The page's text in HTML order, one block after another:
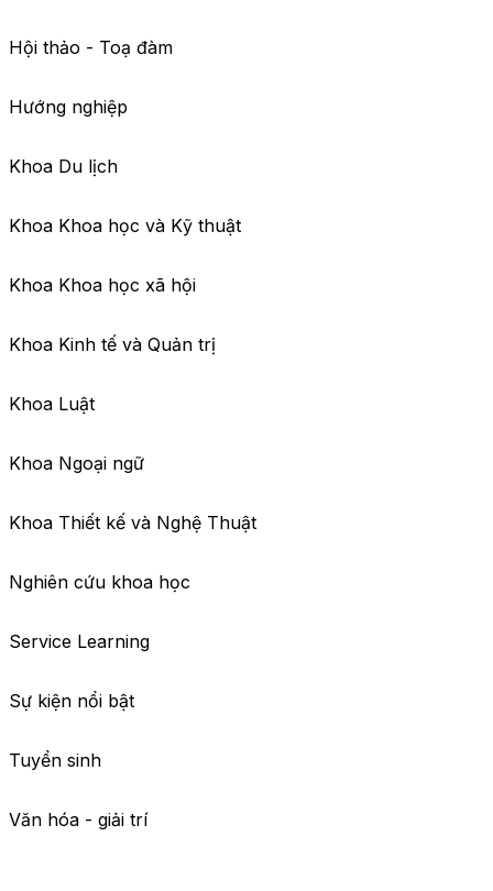
Hội thảo - Toạ đàm
Hướng nghiệp
Khoa Du lịch
Khoa Khoa học và Kỹ thuật
Khoa Khoa học xã hội
Khoa Kinh tế và Quản trị
Khoa Luật
Khoa Ngoại ngữ
Khoa Thiết kế và Nghệ Thuật
Nghiên cứu khoa học
Service Learning
Sự kiện nổi bật
Tuyển sinh
Văn hóa - giải trí